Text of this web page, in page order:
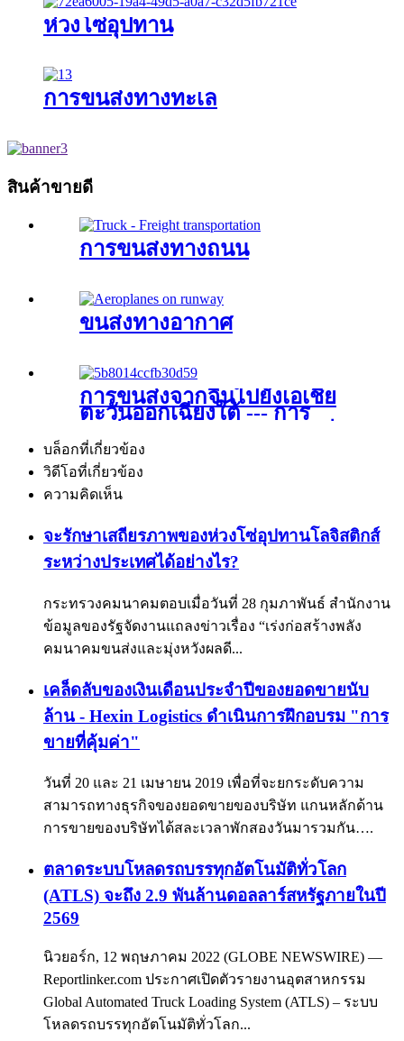
ห่วงโซ่อุปทาน
การขนส่งทางทะเล
สินค้าขายดี
การขนส่งทางถนน
ขนส่งทางอากาศ
การขนส่งจากจีนไปยังเอเชีย
ตะวันออกเฉียงใต้ --- การ
ขนส่งทางทะเลและการขนส่ง
ทางอากาศและการขนส่งทาง
บก
บล็อกที่เกี่ยวข้อง
วิดีโอที่เกี่ยวข้อง
ความคิดเห็น
จะรักษาเสถียรภาพของห่วงโซ่อุปทานโลจิสติกส์
ระหว่างประเทศได้อย่างไร?
กระทรวงคมนาคมตอบเมื่อวันที่ 28 กุมภาพันธ์ สำนักงาน
ข้อมูลของรัฐจัดงานแถลงข่าวเรื่อง “เร่งก่อสร้างพลัง
คมนาคมขนส่งและมุ่งหวังผลดี...
เคล็ดลับของเงินเดือนประจำปีของยอดขายนับ
ล้าน - Hexin Logistics ดำเนินการฝึกอบรม "การ
ขายที่คุ้มค่า"
วันที่ 20 และ 21 เมษายน 2019 เพื่อที่จะยกระดับความ
สามารถทางธุรกิจของยอดขายของบริษัท แกนหลักด้าน
การขายของบริษัทได้สละเวลาพักสองวันมารวมกัน….
ตลาดระบบโหลดรถบรรทุกอัตโนมัติทั่วโลก
(ATLS) จะถึง 2.9 พันล้านดอลลาร์สหรัฐภายในปี
2569
นิวยอร์ก, 12 พฤษภาคม 2022 (GLOBE NEWSWIRE) —
Reportlinker.com ประกาศเปิดตัวรายงานอุตสาหกรรม
Global Automated Truck Loading System (ATLS) – ระบบ
โหลดรถบรรทุกอัตโนมัติทั่วโลก...